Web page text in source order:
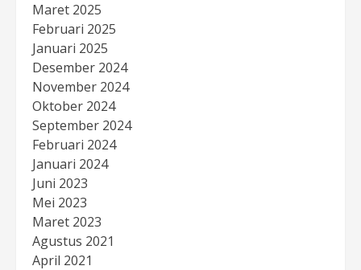
Maret 2025
Februari 2025
Januari 2025
Desember 2024
November 2024
Oktober 2024
September 2024
Februari 2024
Januari 2024
Juni 2023
Mei 2023
Maret 2023
Agustus 2021
April 2021